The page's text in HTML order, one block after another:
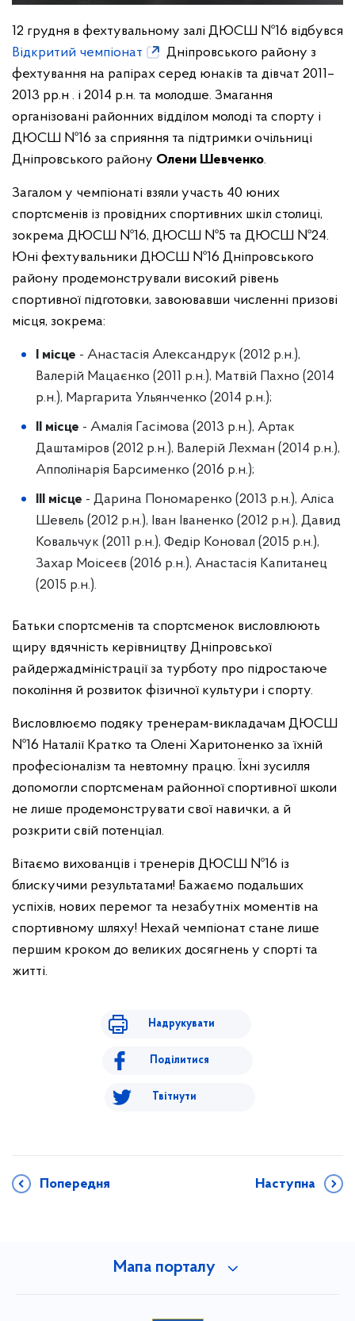
12 грудня в фехтувальному залі ДЮСШ №16 відбувся
Відкритий чемпіонат
Дніпровського району з
фехтування на рапірах серед юнаків та дівчат 2011–
2013 рр.н . і 2014 р.н. та молодше. Змагання
організовані районних відділом молоді та спорту і
ДЮСШ №16 за сприяння та підтримки очільниці
Дніпровського району Олени Шевченко.
Загалом у чемпіонаті взяли участь 40 юних
спортсменів із провідних спортивних шкіл столиці,
зокрема ДЮСШ №16, ДЮСШ №5 та ДЮСШ №24.
Юні фехтувальники ДЮСШ №16 Дніпровського
району продемонстрували високий рівень
спортивної підготовки, завоювавши численні призові
місця, зокрема:
I місце - Анастасія Александрук (2012 р.н.),
Валерій Мацаєнко (2011 р.н.), Матвій Пахно (2014
р.н.), Маргарита Ульянченко (2014 р.н.);
II місце - Амалія Гасімова (2013 р.н.), Артак
Даштаміров (2012 р.н.), Валерій Лехман (2014 р.н.),
Апполінарія Барсименко (2016 р.н.);
III місце - Дарина Пономаренко (2013 р.н.), Аліса
Шевель (2012 р.н.), Іван Іваненко (2012 р.н.), Давид
Ковальчук (2011 р.н.), Федір Коновал (2015 р.н.),
Захар Моісеєв (2016 р.н.), Анастасія Капитанец
(2015 р.н.).
Батьки спортсменів та спортсменок висловлюють
щиру вдячність керівництву Дніпровської
райдержадміністрації за турботу про підростаюче
покоління й розвиток фізичної культури і спорту.
Висловлюємо подяку тренерам-викладачам ДЮСШ
№16 Наталії Кратко та Олені Харитоненко за їхній
професіоналізм та невтомну працю. Їхні зусилля
допомогли спортсменам районної спортивної школи
не лише продемонструвати свої навички, а й
розкрити свій потенціал.
Вітаємо вихованців і тренерів ДЮСШ №16 із
блискучими результатами! Бажаємо подальших
успіхів, нових перемог та незабутніх моментів на
спортивному шляху! Нехай чемпіонат стане лише
першим кроком до великих досягнень у спорті та
житті.
Надрукувати
Поділитися
Твітнути
Попередня Наступна
Мапа порталу